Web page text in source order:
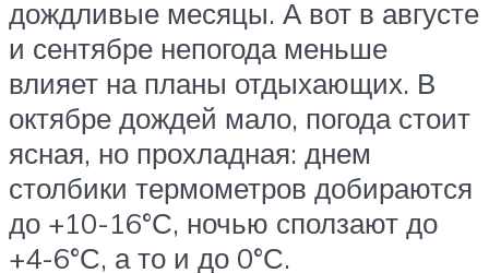
дождливые месяцы. А вот в августе
и сентябре непогода меньше
влияет на планы отдыхающих. В
октябре дождей мало, погода стоит
ясная, но прохладная: днем
столбики термометров добираются
до +10-16°С, ночью сползают до
+4-6°С, а то и до 0°С.